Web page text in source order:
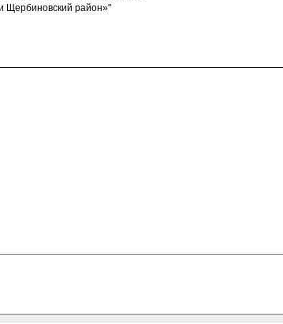
Щербиновский район»"